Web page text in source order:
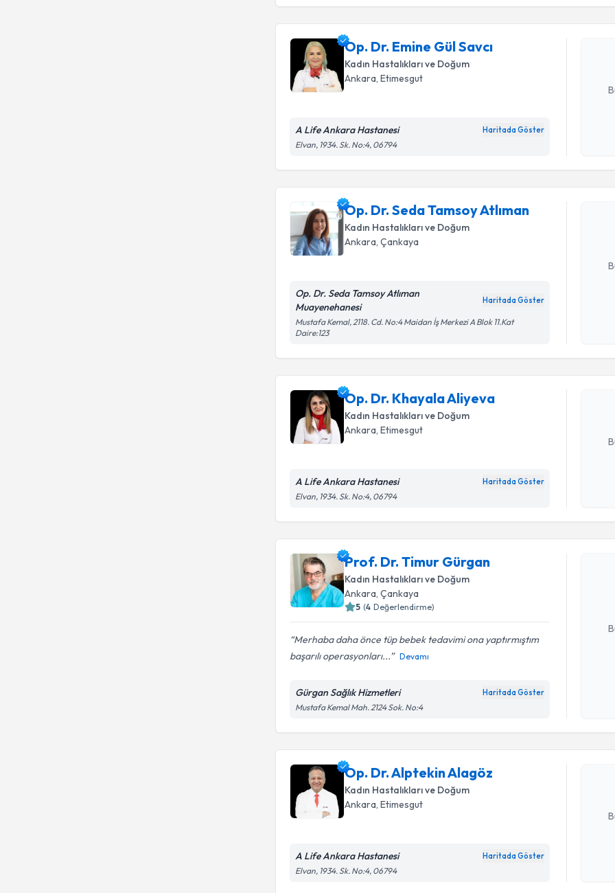
Op. Dr. Emine Gül Savcı
Kadın Hastalıkları ve Doğum
Ankara , Etimesgut
A Life Ankara Hastanesi Haritada Göster
Elvan, 1934. Sk. No:4, 06794
Op. Dr. Seda Tamsoy Atlıman
Kadın Hastalıkları ve Doğum
Ankara , Çankaya
Op. Dr. Seda Tamsoy Atlıman
Muayenehanesi
Haritada Göster
Mustafa Kemal, 2118. Cd. No:4 Maidan İş Merkezi A Blok 11.Kat
Daire:123
Op. Dr. Khayala Aliyeva
Kadın Hastalıkları ve Doğum
Ankara , Etimesgut
A Life Ankara Hastanesi Haritada Göster
Elvan, 1934. Sk. No:4, 06794
Prof. Dr. Timur Gürgan
Kadın Hastalıkları ve Doğum
Ankara , Çankaya
5 (4 Değerlendirme)
Merhaba daha önce tüp bebek tedavimi ona yaptırmıştım
başarılı operasyonları...
Devamı
Gürgan Sağlık Hizmetleri Haritada Göster
Mustafa Kemal Mah. 2124 Sok. No:4
Randevu
Prof. Dr.
Op. Dr. Alptekin Alagöz
Kadın Hastalıkları ve Doğum
Ankara , Etimesgut
A Life Ankara Hastanesi Haritada Göster
Elvan, 1934. Sk. No:4, 06794
Randevu